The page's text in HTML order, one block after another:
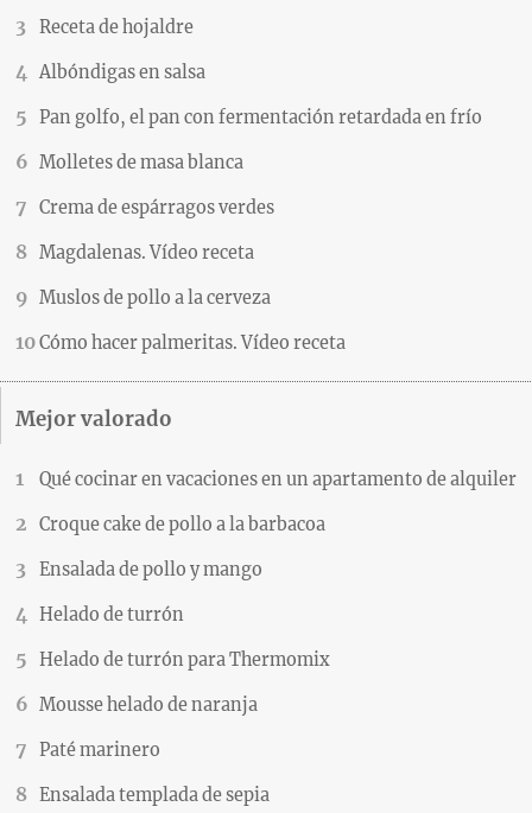
Receta de hojaldre
Albóndigas en salsa
Pan golfo, el pan con fermentación retardada en frío
Molletes de masa blanca
Crema de espárragos verdes
Magdalenas. Vídeo receta
Muslos de pollo a la cerveza
Cómo hacer palmeritas. Vídeo receta
Mejor valorado
Qué cocinar en vacaciones en un apartamento de alquiler
Croque cake de pollo a la barbacoa
Ensalada de pollo y mango
Helado de turrón
Helado de turrón para Thermomix
Mousse helado de naranja
Paté marinero
Ensalada templada de sepia